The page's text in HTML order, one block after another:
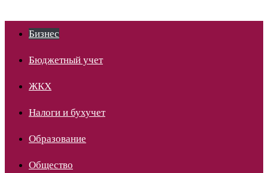
Бизнес
Бюджетный учет
ЖКХ
Налоги и бухучет
Образование
Общество